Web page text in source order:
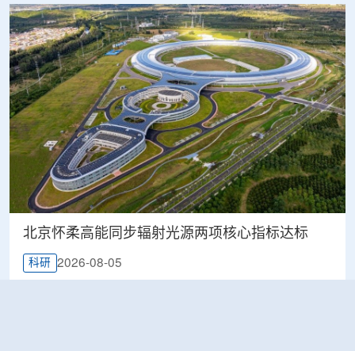
北京怀柔高能同步辐射光源两项核心指标达标
科研 2026-08-05